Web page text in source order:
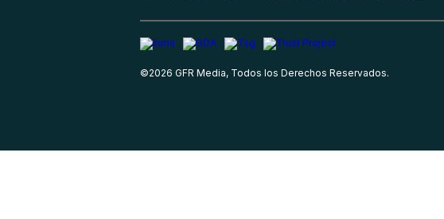
©2026 GFR Media, Todos los Derechos Reservados.